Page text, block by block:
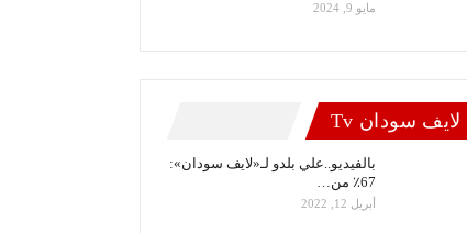
مايو 9, 2024
لايف سودان Tv
بالفيديو..علي بلدو لـ«لايف سودان»:
67٪ من…
أبريل 12, 2022